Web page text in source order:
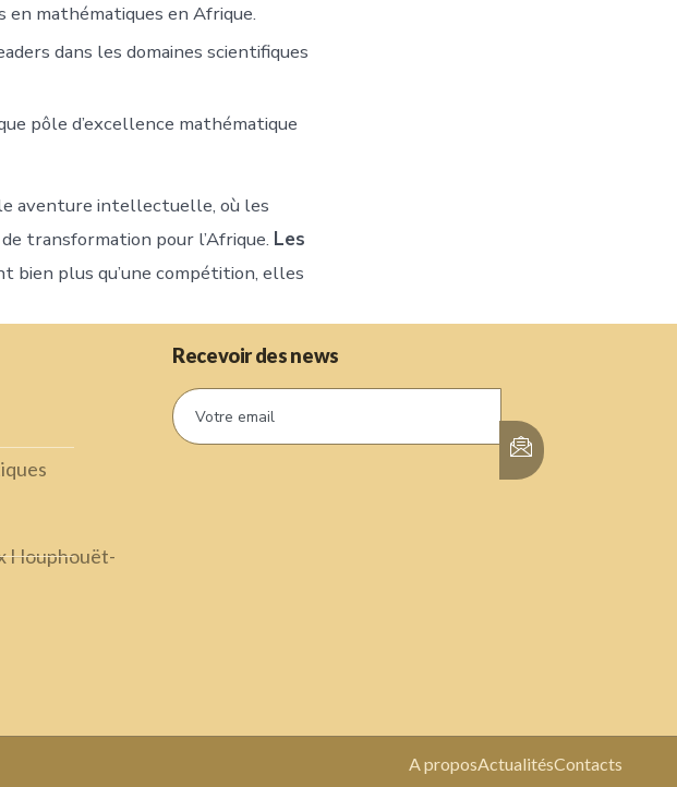
en mathématiques en Afrique.
dans les domaines scientifiques
pôle d’excellence mathématique
aventure intellectuelle, où les
transformation pour l’Afrique. Les
bien plus qu’une compétition, elles
Houphouët-
Recevoir des news
A proposActualitésContacts